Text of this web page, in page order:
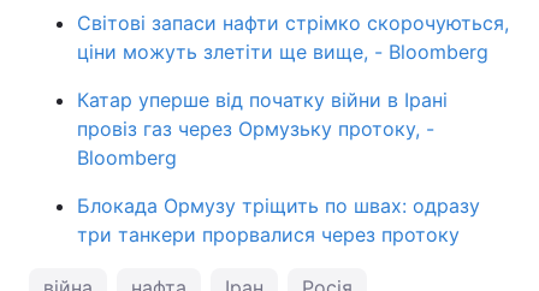
Світові запаси нафти стрімко скорочуються,
ціни можуть злетіти ще вище, - Bloomberg
Катар уперше від початку війни в Ірані
провіз газ через Ормузьку протоку, -
Bloomberg
Блокада Ормузу тріщить по швах: одразу
три танкери прорвалися через протоку